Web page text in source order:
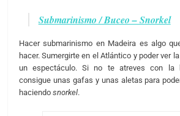
Submarinismo / Buceo – Snorkel
Hacer submarinismo en Madeira es algo
hacer. Sumergirte en el Atlántico y poder ver
un espectáculo. Si no te atreves con la
consigue unas gafas y unas aletas para
haciendo snorkel.